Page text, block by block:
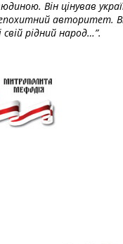
Він цінував
авторитет.
рідний народ…”.